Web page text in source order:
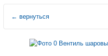
← вернуться